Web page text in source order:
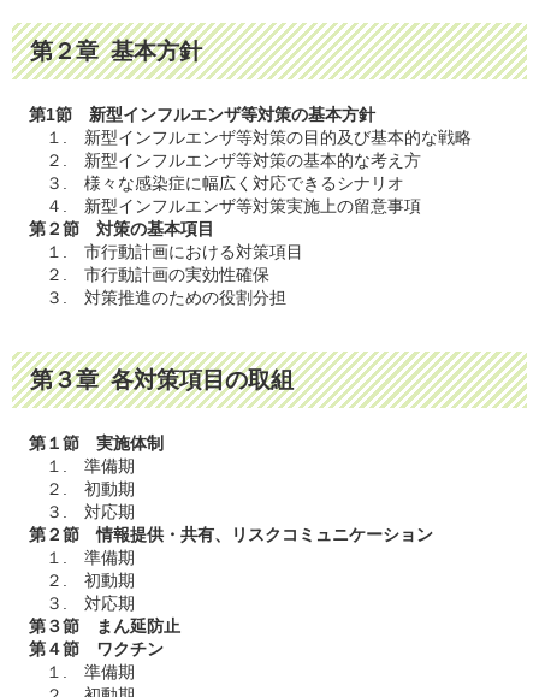
第２章 基本方針
第1節 新型インフルエンザ等対策の基本方針
１. 新型インフルエンザ等対策の目的及び基本的な戦略
２. 新型インフルエンザ等対策の基本的な考え方
３. 様々な感染症に幅広く対応できるシナリオ
４. 新型インフルエンザ等対策実施上の留意事項
第２節 対策の基本項目
１. 市行動計画における対策項目
２. 市行動計画の実効性確保
３. 対策推進のための役割分担
第３章 各対策項目の取組
第１節 実施体制
１. 準備期
２. 初動期
３. 対応期
第２節 情報提供・共有、リスクコミュニケーション
１. 準備期
２. 初動期
３. 対応期
第３節 まん延防止
第４節 ワクチン
１. 準備期